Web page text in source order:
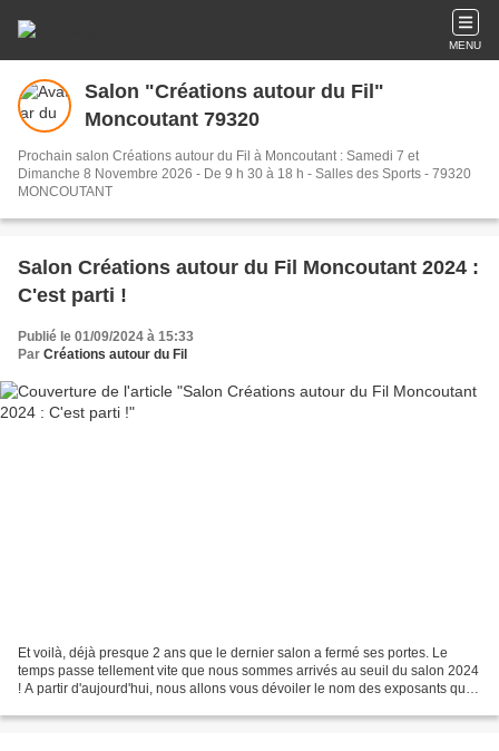
MENU
Salon "Créations autour du Fil"
Moncoutant 79320
Prochain salon Créations autour du Fil à Moncoutant : Samedi 7 et
Dimanche 8 Novembre 2026 - De 9 h 30 à 18 h - Salles des Sports - 79320
MONCOUTANT
Salon Créations autour du Fil Moncoutant 2024 :
C'est parti !
Publié le 01/09/2024 à 15:33
Par Créations autour du Fil
Et voilà, déjà presque 2 ans que le dernier salon a fermé ses portes. Le
temps passe tellement vite que nous sommes arrivés au seuil du salon 2024
! A partir d'aujourd'hui, nous allons vous dévoiler le nom des exposants qui